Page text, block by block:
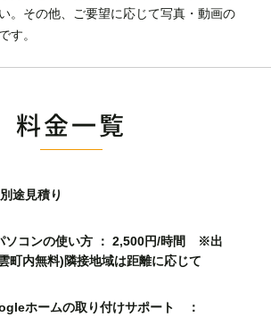
。その他、ご要望に応じて写真・動画の
す。
料金一覧
途見積り
ソコンの使い方 ： 2,500円/時間 ※出
町内無料)隣接地域は距離に応じて
ホームの取り付けサポート ：